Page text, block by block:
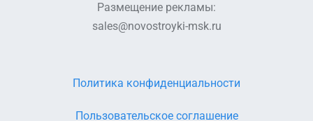
Размещение рекламы:
sales@novostroyki-msk.ru
Пользовательское соглашение
Политика конфиденциальности